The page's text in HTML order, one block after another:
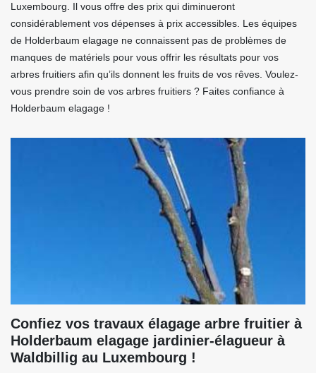
Luxembourg. Il vous offre des prix qui diminueront
considérablement vos dépenses à prix accessibles. Les équipes
de Holderbaum elagage ne connaissent pas de problèmes de
manques de matériels pour vous offrir les résultats pour vos
arbres fruitiers afin qu’ils donnent les fruits de vos rêves. Voulez-
vous prendre soin de vos arbres fruitiers ? Faites confiance à
Holderbaum elagage !
Confiez vos travaux élagage arbre fruitier à
Holderbaum elagage jardinier-élagueur à
Waldbillig au Luxembourg !